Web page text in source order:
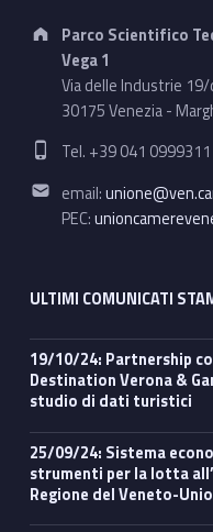
Address:
Parco Scientifico
Vega 1
Via delle Industrie 19/
30175 Venezia -
Phone number:
Tel. +39 041 0999311
Email address:
email:
PEC:
ULTIMI COMUNICATI
19/10/24: Partnership con DMO Dolomiti Bellunesi e
Destination Verona &
studio di dati turistici
25/09/24: Sistema economico e legalità, regole e
strumenti per la lotta
Regione del Veneto-